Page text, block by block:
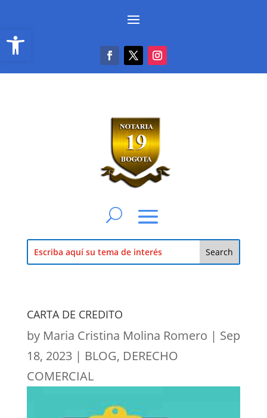
Abrir barra de herramientas
CARTA DE CREDITO
by Maria Cristina Molina Romero | Sep
18, 2023| BLOG, DERECHO
COMERCIAL